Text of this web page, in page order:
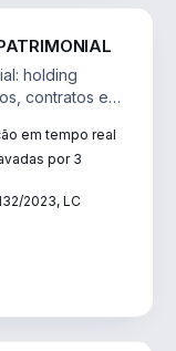
holding
contratos e
em tempo real
por 3
2023, LC